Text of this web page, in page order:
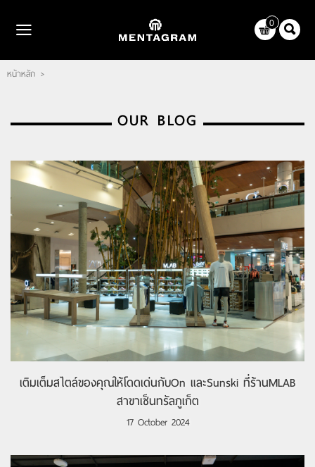
ไทย
ตัวแทนจำหน่าย
เกี่ยวกับเรา
ติดต่อเรา
บทความ
0
หน้าหลัก >
OUR BLOG
เติมเต็มสไตล์ของคุณให้โดดเด่นกับOn และSunski ที่ร้านMLAB
สาขาเซ็นทรัลภูเก็ต
17 October 2024